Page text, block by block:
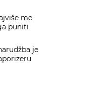
me
puniti
je